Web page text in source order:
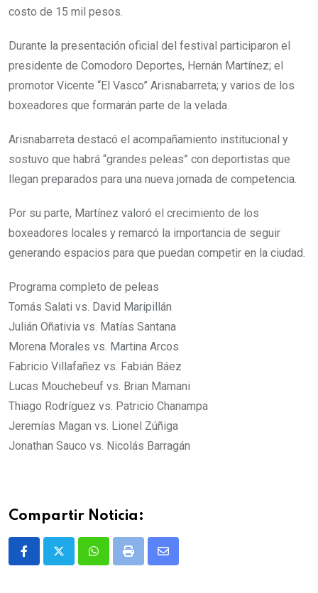
costo de 15 mil pesos.
Durante la presentación oficial del festival participaron el
presidente de Comodoro Deportes, Hernán Martínez; el
promotor Vicente “El Vasco” Arisnabarreta; y varios de los
boxeadores que formarán parte de la velada.
Arisnabarreta destacó el acompañamiento institucional y
sostuvo que habrá “grandes peleas” con deportistas que
llegan preparados para una nueva jornada de competencia.
Por su parte, Martínez valoró el crecimiento de los
boxeadores locales y remarcó la importancia de seguir
generando espacios para que puedan competir en la ciudad.
Programa completo de peleas
Tomás Salati vs. David Maripillán
Julián Oñativia vs. Matías Santana
Morena Morales vs. Martina Arcos
Fabricio Villafañez vs. Fabián Báez
Lucas Mouchebeuf vs. Brian Mamani
Thiago Rodríguez vs. Patricio Chanampa
Jeremías Magan vs. Lionel Zúñiga
Jonathan Sauco vs. Nicolás Barragán
Compartir Noticia:
WhatsappPrint
Share